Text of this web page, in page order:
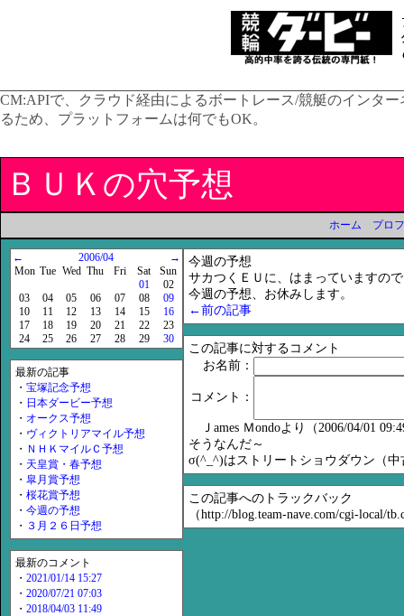
CM:APIで、クラウド経由によるボートレース/競艇のインタ
るため、プラットフォームは何でもOK。
ＢＵＫの穴予想
ホーム プロ
← 2006/04
→
Mon Tue Wed Thu Fri Sat
Sun
01
02
03
04 05 06 07 08
09
10
11 12 13 14 15
16
17
18 19 20 21 22
23
24
25 26 27 28 29 30
最新の記事
・ 宝塚記念予想
・ 日本ダービー予想
・ オークス予想
・ ヴィクトリアマイル予想
・ ＮＨＫマイルＣ予想
・ 天皇賞・春予想
・ 皐月賞予想
・ 桜花賞予想
・ 今週の予想
・ ３月２６日予想
最新のコメント
・ 2021/01/14 15:27
・ 2020/07/21 07:03
・ 2018/04/03 11:49
今週の予想
サカつくＥＵに、はまっていますので
今週の予想、お休みします。
←前の記事
この記事に対するコメント
お名前：
コメント：
Ｊames Ｍondoより（2006/04/01
そうなんだ～
σ(^_^)はストリートショウダウン（
この記事へのトラックバック
（http://blog.team-nave.com/cgi-local/